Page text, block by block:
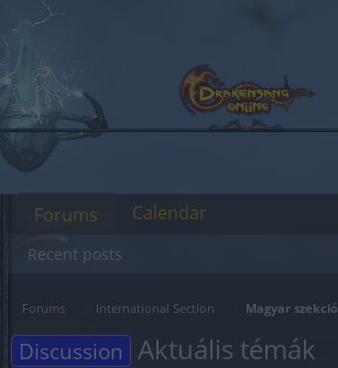
Forums International Section Magyar szekció
Discussion Aktuális témák
Forums
Recent posts
Calendar